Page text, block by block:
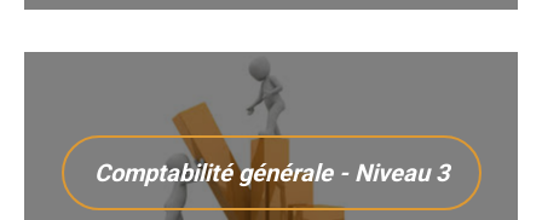
Comptabilité générale - Niveau 3